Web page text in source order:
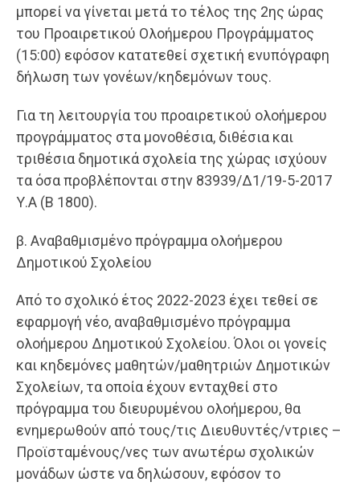
μπορεί να γίνεται μετά το τέλος της 2ης ώρας
του Προαιρετικού Ολοήμερου Προγράμματος
(15:00) εφόσον κατατεθεί σχετική ενυπόγραφη
δήλωση των γονέων/κηδεμόνων τους.
Για τη λειτουργία του προαιρετικού ολοήμερου
προγράμματος στα μονοθέσια, διθέσια και
τριθέσια δημοτικά σχολεία της χώρας ισχύουν
τα όσα προβλέπονται στην 83939/Δ1/19-5-2017
Υ.Α (Β 1800).
β. Αναβαθμισμένο πρόγραμμα ολοήμερου
Δημοτικού Σχολείου
Από το σχολικό έτος 2022-2023 έχει τεθεί σε
εφαρμογή νέο, αναβαθμισμένο πρόγραμμα
ολοήμερου Δημοτικού Σχολείου. Όλοι οι γονείς
και κηδεμόνες μαθητών/μαθητριών Δημοτικών
Σχολείων, τα οποία έχουν ενταχθεί στο
πρόγραμμα του διευρυμένου ολοήμερου, θα
ενημερωθούν από τους/τις Διευθυντές/ντριες –
Προϊσταμένους/νες των ανωτέρω σχολικών
μονάδων ώστε να δηλώσουν, εφόσον το